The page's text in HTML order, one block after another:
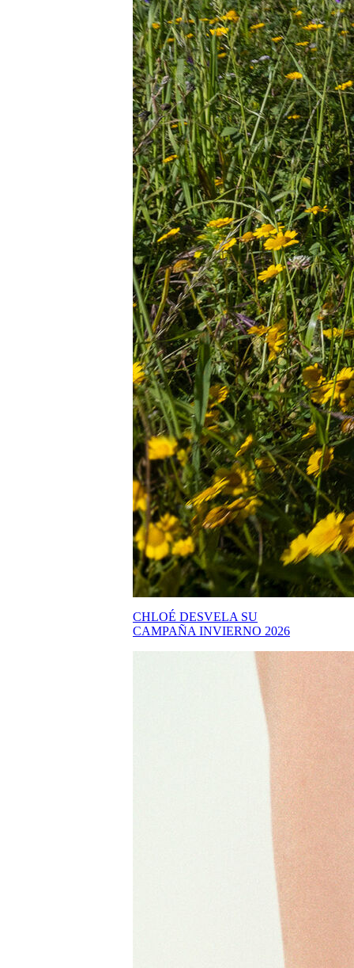
CHLOÉ DESVELA SU
CAMPAÑA INVIERNO 2026